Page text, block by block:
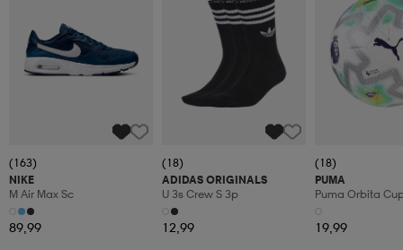
(163)
NIKE
M Air Max Sc
89,99
(18)
ADIDAS ORIGINALS
U 3s Crew S 3p
12,99
(18)
PUMA
Puma Orbita
19,99